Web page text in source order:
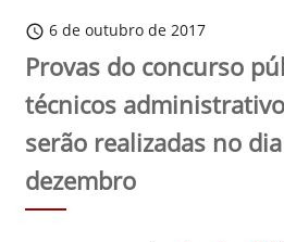
schedule 6 de outubro de 2017
Provas do concurso
técnicos
serão realizadas no
dezembro